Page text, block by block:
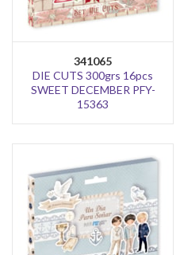
341065
DIE CUTS 300grs 16pcs
SWEET DECEMBER PFY-
15363